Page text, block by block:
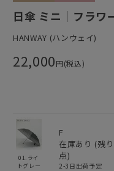
日傘 ミニ｜フラワ
HANWAY (ハンウェイ)
22,000円(税込)
01.ライ
トグレー
F
在庫あり (残り
点)
2-3日出荷予定